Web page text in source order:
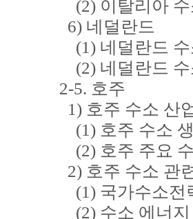
(2) 이탈리아 수
6) 네덜란드
(1) 네덜란드 수
(2) 네덜란드 수
2-5. 호주
1) 호주 수소 산
(1) 호주 수소
(2) 호주 주요
2) 호주 수소 관
(1) 국가수소전
(2) 수소 에너지